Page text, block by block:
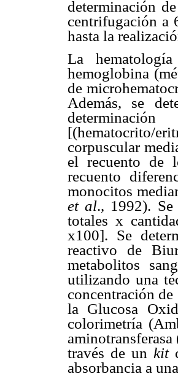
determinación
centrifugación a
hasta la
La
hemoglobina
de
Además, se
[(hematocrito/
corpuscular
el recuento de
recuento
monocitos
et al., 1992).
totales x
x100]. Se
reactivo de
metabolitos
utilizando una
concentración
la Glucosa
colorimetría
través de un kit
absorbancia a